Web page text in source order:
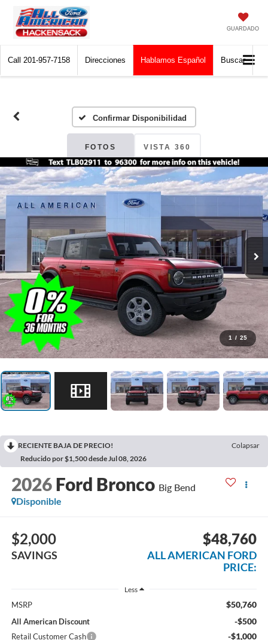
GUARDADO
Call 201-957-7158 Direcciones Hablamos Español Buscar
Confirmar Disponibilidad
FOTOS VISTA 360
1 / 25
RECIENTE BAJA DE PRECIO!
Colapsar
Reducido por $1,500 desde Jul 08, 2026
2026 Ford Bronco Big Bend
Disponible
$2,000
SAVINGS
$48,760
ALL AMERICAN FORD
PRICE:
Less
MSRP $50,760
All American Discount -$500
Retail Customer Cash -$1,000